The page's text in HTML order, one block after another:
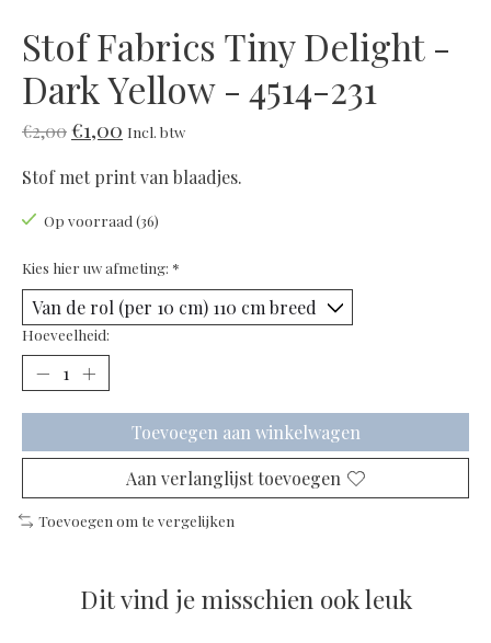
Stof Fabrics Tiny Delight -
Dark Yellow - 4514-231
€2,00€1,00 Incl. btw
Stof met print van blaadjes.
Op voorraad (36)
Kies hier uw afmeting: *
Hoeveelheid:
Toevoegen aan winkelwagen
Aan verlanglijst toevoegen
Toevoegen om te vergelijken
Dit vind je misschien ook leuk